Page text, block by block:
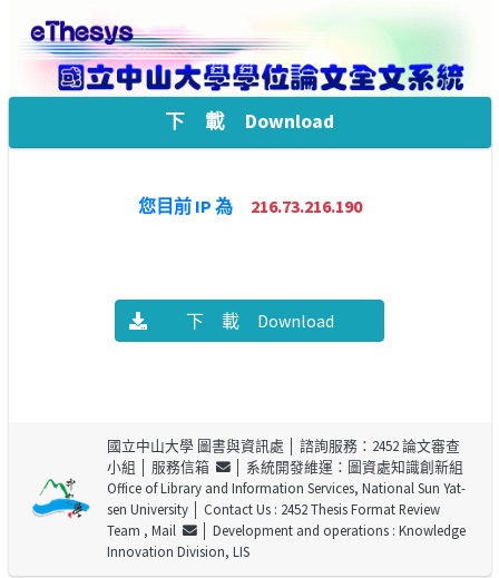
下 載 Download
您目前 IP 為 216.73.216.190
下 載 Download
國立中山大學 圖書與資訊處 │ 諮詢服務：2452 論文審查
小組 │ 服務信箱
│ 系統開發維運：圖資處知識創新組
Office of Library and Information Services, National Sun Yat-
sen University│ Contact Us : 2452 Thesis Format Review
Team , Mail
│ Development and operations : Knowledge
Innovation Division, LIS